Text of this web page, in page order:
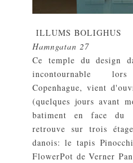
ILLUMS BOLIGHUS
Hamngatan 27
Ce temple du design
incontournable
Copenhague, vient
(quelques jours avant
batiment en face du
retrouve sur trois
danois: le tapis
FlowerPot de Verner